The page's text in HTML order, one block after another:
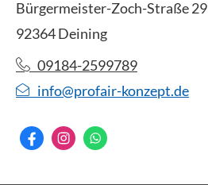
Bürgermeister-Zoch-Straße 29
92364 Deining
09184-2599789
info@profair-konzept.de